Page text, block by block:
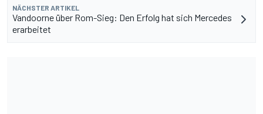
NÄCHSTER ARTIKEL
Vandoorne über Rom-Sieg: Den Erfolg hat sich Mercedes
erarbeitet